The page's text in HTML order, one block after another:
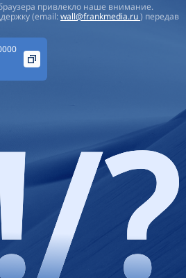
привлекло наше внимание.
(email:wall@frankmedia.ru) передав